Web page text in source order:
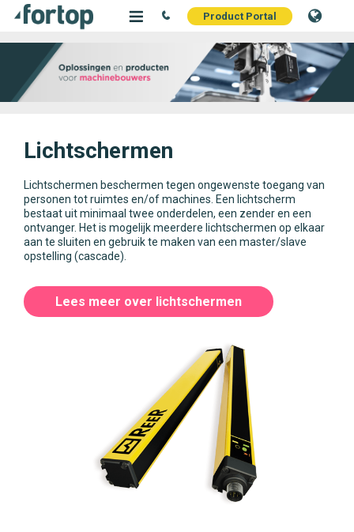
Product Portal
Lichtschermen
Lichtschermen beschermen tegen ongewenste toegang van
personen tot ruimtes en/of machines. Een lichtscherm
bestaat uit minimaal twee onderdelen, een zender en een
ontvanger. Het is mogelijk meerdere lichtschermen op elkaar
aan te sluiten en gebruik te maken van een master/slave
opstelling (cascade).
Lees meer over lichtschermen